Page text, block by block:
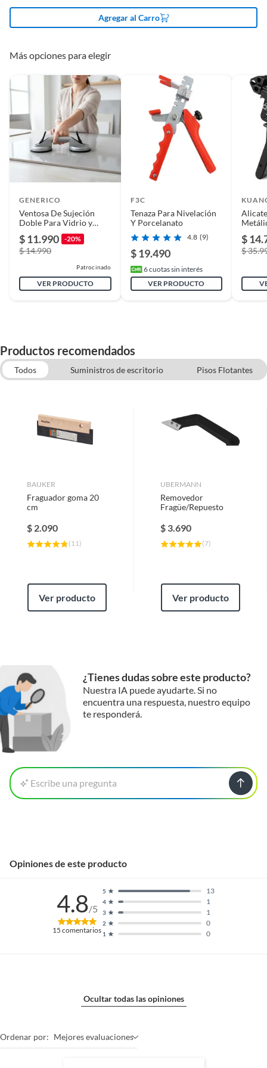
Agregar al Carro
Más opciones para elegir
GENERICO
Ventosa De Sujeción
Doble Para Vidrio y
Porcelanatos 85kg
$ 11.990 -20%
$ 14.990
Patrocinado
VER PRODUCTO
F3C
Tenaza Para Nivelación
Y Porcelanato
4.8 (9)
$ 19.490
6cuotas sin interés
VER PRODUCTO
$
$
Productos recomendados
Todos Suministros de escritorio
Pisos Flotantes
BAUKER
Fraguador goma 20
cm
$ 2.090
( 11)
Ver producto
UBERMANN
Removedor
Fragüe/Repuesto
$ 3.690
(7)
Ver producto
¿Tienes dudas sobre este producto?
Nuestra IA puede ayudarte. Si no
encuentra una respuesta, nuestro equipo
te responderá.
Escribe una pregunta
Opiniones de este producto
4.8/5
15 comentarios 1 0
2 0
3 1
4 1
5 13
Ocultar todas las opiniones
Ordenar por: Mejores evaluaciones